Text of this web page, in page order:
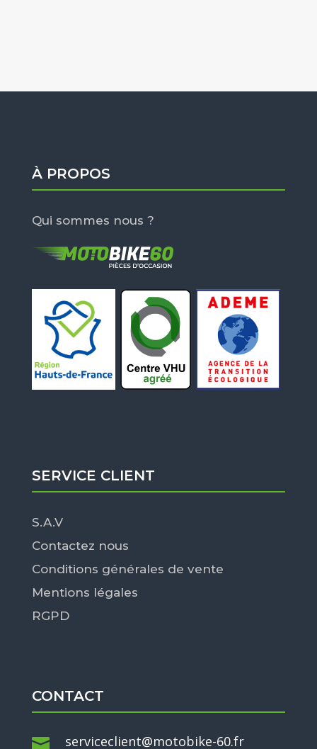
À PROPOS
Qui sommes nous ?
SERVICE CLIENT
S.A.V
Contactez nous
Conditions générales de vente
Mentions légales
RGPD
CONTACT
 serviceclient@motobike-60.fr